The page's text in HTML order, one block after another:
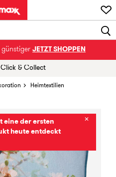
günstiger JETZT SHOPPEN
Click & Collect
Heimtextilien
eine der ersten
heute entdeckt
✕